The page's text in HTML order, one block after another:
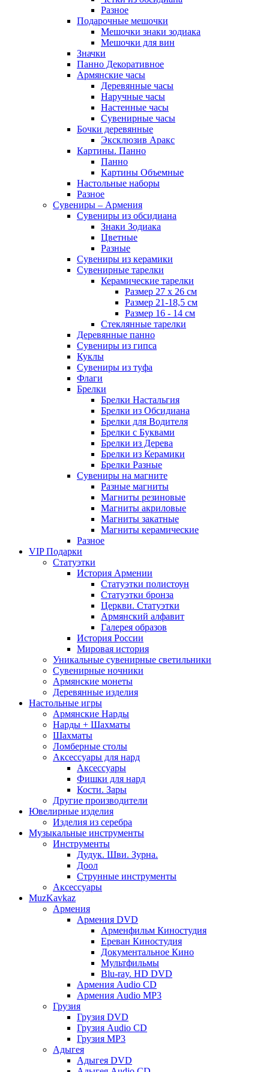
Разное
Подарочные мешочки
Мешочки знаки зодиака
Мешочки для вин
Значки
Панно Декоративное
Армянские часы
Деревянные часы
Наручные часы
Настенные часы
Сувенирные часы
Бочки деревянные
Эксклюзив Аракс
Картины. Панно
Панно
Картины Объемные
Настольные наборы
Разное
Сувениры – Армения
Сувениры из обсидиана
Знаки Зодиака
Цветные
Разные
Сувениры из керамики
Сувенирные тарелки
Керамические тарелки
Размер 27 х 26 см
Размер 21-18,5 см
Размер 16 - 14 см
Стеклянные тарелки
Деревянные панно
Сувениры из гипса
Куклы
Сувениры из туфа
Флаги
Брелки
Брелки Настальгия
Брелки из Обсидиана
Брелки для Водителя
Брелки с Буквами
Брелки из Дерева
Брелки из Керамики
Брелки Разные
Сувениры на магните
Разные магниты
Магниты резиновые
Магниты акриловые
Магниты закатные
Магниты керамические
Разное
VIP Подарки
Статуэтки
История Армении
Статуэтки полистоун
Статуэтки бронза
Церкви. Статуэтки
Армянский алфавит
Галерея образов
История России
Мировая история
Уникальные сувенирные светильники
Сувенирные ночники
Армянские монеты
Деревянные изделия
Настольные игры
Армянские Нарды
Нарды + Шахматы
Шахматы
Ломберные столы
Аксессуары для нард
Аксессуары
Фишки для нард
Кости. Зары
Другие производители
Ювелирные изделия
Изделия из серебра
Музыкальные инструменты
Инструменты
Дудук. Шви. Зурна.
Доол
Струнные инструменты
Аксессуары
MuzKavkaz
Армения
Армения DVD
Арменфильм Киностудия
Ереван Киностудия
Документальное Кино
Мультфильмы
Blu-ray. HD DVD
Армения Audio CD
Армения Audio MP3
Грузия
Грузия DVD
Грузия Audio CD
Грузия MP3
Адыгея
Адыгея DVD